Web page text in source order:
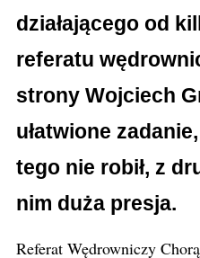
działającego od
referatu
strony Wojciech
ułatwione
tego nie robił, z
nim duża presja.
Referat Wędrowniczy